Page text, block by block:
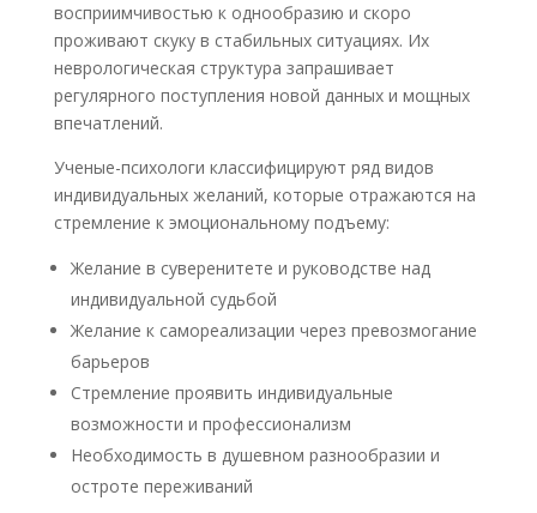
восприимчивостью к однообразию и скоро
проживают скуку в стабильных ситуациях. Их
неврологическая структура запрашивает
регулярного поступления новой данных и мощных
впечатлений.
Ученые-психологи классифицируют ряд видов
индивидуальных желаний, которые отражаются на
стремление к эмоциональному подъему:
Желание в суверенитете и руководстве над
индивидуальной судьбой
Желание к самореализации через превозмогание
барьеров
Стремление проявить индивидуальные
возможности и профессионализм
Необходимость в душевном разнообразии и
остроте переживаний